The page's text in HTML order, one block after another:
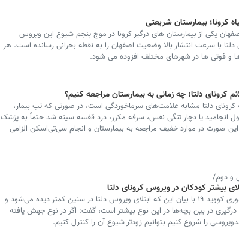
کرونا؛ بیمارستان شریعتی
یکی از بیمارستان های درگیر کرونا در موج پنجم شیوع این ویروس
با سرعت انتشار بالا وضعیت اصفهان را به نقطه بحرانی رسانده است. هر
و فوتی ها در شهرهای مختلف افزوده می شود.
کرونای دلتا؛ چه زمانی به بیمارستان مراجعه کنیم؟
به کرونای دلتا مشابه علامت‌های سرماخوردگی است، در صورتی که تب بیمار،
انجامید یا دچار تنگی نفس، سرفه مکرر، درد قفسه سینه شد حتماً به پزشک
این صورت در موارد خفیف مراجعه به بیمارستان و انجام سی‌تی‌اسکن الزامی
و دوم/
بیشتر کودکان در ویروس کرونای دلتا
دبیر کمیته علمی کشوری کووید ۱۹ با بیان این که ابتلای ویروس دلتا در سنین کمتر دیده می‌شود و
در بین بچه‌ها در این نوع بیشتر است، گفت: اگر در نوع جهش یافته
را شروع کنیم بتوانیم زودتر شیوع آن را کنترل کنیم.